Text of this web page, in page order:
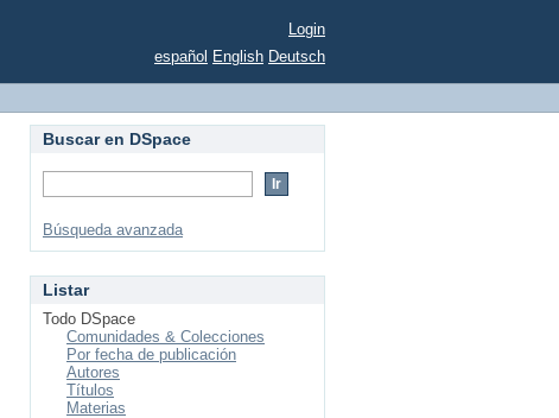
Login
español English Deutsch
Buscar en DSpace
Búsqueda avanzada
Listar
Todo DSpace
Comunidades & Colecciones
Por fecha de publicación
Autores
Títulos
Materias